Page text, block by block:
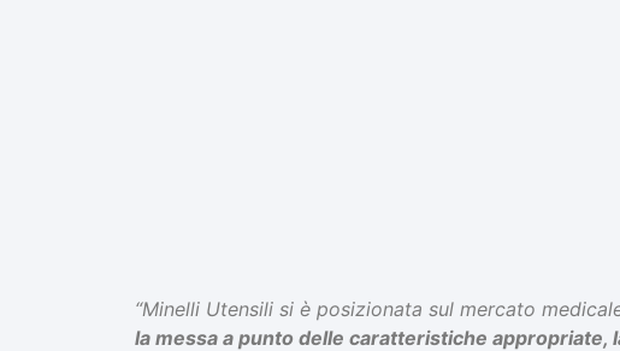
“Minelli Utensili si è posizionata sul mercato
la messa a punto delle caratteristiche appropriate,